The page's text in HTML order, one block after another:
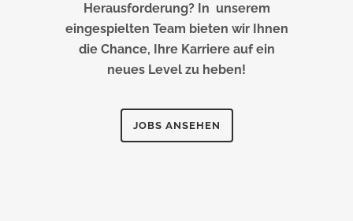
Herausforderung? In unserem
eingespielten Team bieten wir Ihnen
die Chance, Ihre Karriere auf ein
neues Level zu heben!
JOBS ANSEHEN